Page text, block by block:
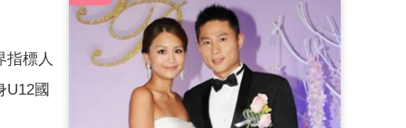
指標人
U12國